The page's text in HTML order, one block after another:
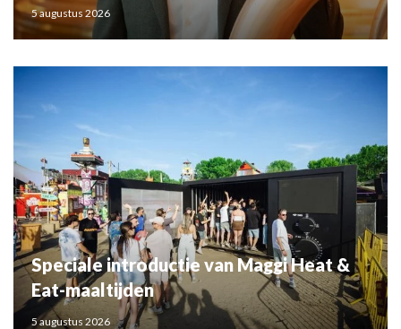
5 augustus 2026
Speciale introductie van Maggi Heat &
Eat-maaltijden
5 augustus 2026